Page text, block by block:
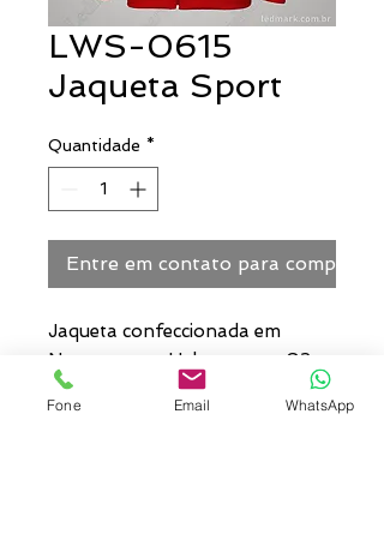
LWS-0615
Jaqueta Sport
Quantidade *
Entre em contato para comprar
Jaqueta confeccionada em
Neoprene ou Helanca com 02
bolsos laterais e zíper frontal
Personalização: Pode ser
Fone Email WhatsApp